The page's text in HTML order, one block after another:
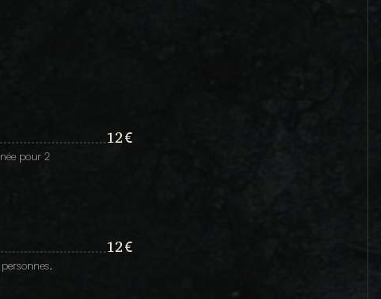
12€
pour 2
12€